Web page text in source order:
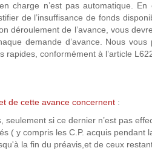
charge n’est pas automatique.
de l’insuffisance de fonds
déroulement de l’avance, vous
demande d’avance. Nous
rapides, conformément à l’article
de cette avance concernent :
seulement si ce dernier n’est pas
( y compris les C.P. acquis
la fin du préavis,et de ceux